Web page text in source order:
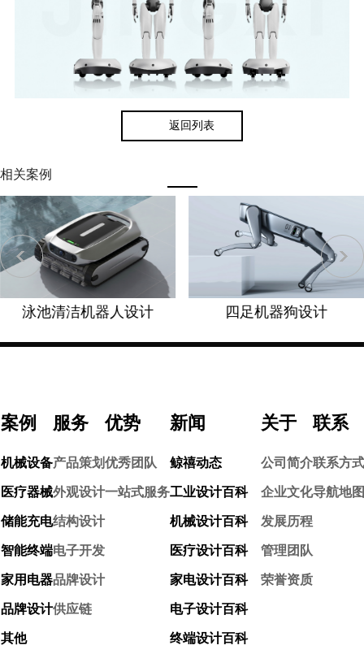
返回列表
相关案例
泳池清洁机器人设计 四足机器狗设计
案例
机械设备
医疗器械
储能充电
智能终端
家用电器
品牌设计
其他
服务
产品策划
外观设计
结构设计
电子开发
品牌设计
供应链
优势
优秀团队
一站式服务
新闻
鲸禧动态
工业设计百科
机械设计百科
医疗设计百科
家电设计百科
电子设计百科
终端设计百科
关于
公司简介
企业文化
发展历程
管理团队
荣誉资质
联系
联系方式
导航地图